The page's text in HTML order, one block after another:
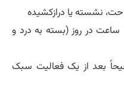
یا درازکشیده
تا ۳ ساعت در روز (بسته به درد و
بعد از یک فعالیت سبک